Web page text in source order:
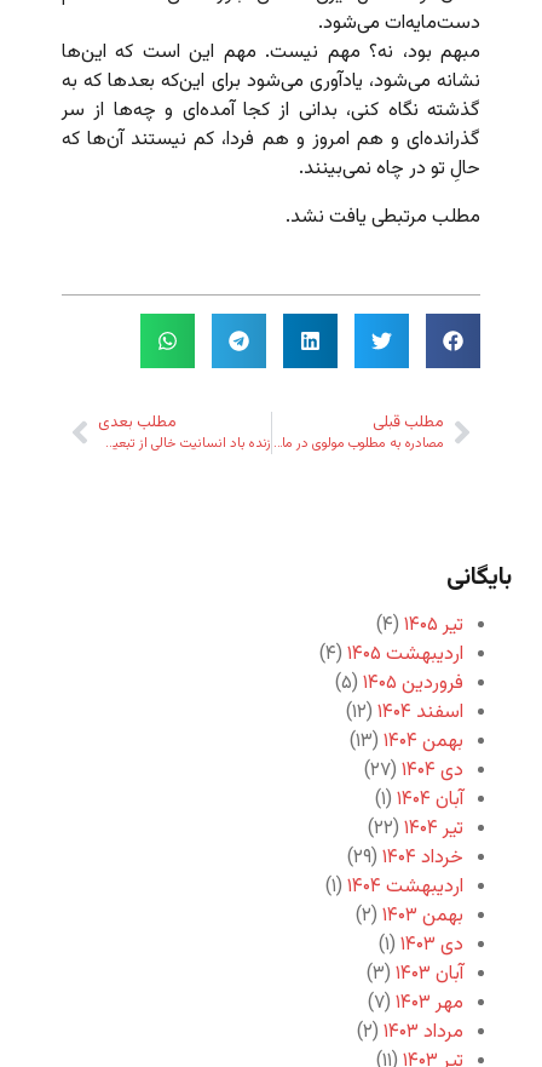
دست‌مایه‌ات می‌شود.
مبهم بود، نه؟ مهم نیست. مهم این است که این‌ها
نشانه می‌شود، یادآوری می‌شود برای این‌که بعدها که به
گذشته نگاه کنی، بدانی از کجا آمده‌ای و چه‌ها از سر
گذرانده‌ای و هم امروز و هم فردا، کم نیستند آن‌ها که
حالِ تو در چاه نمی‌بینند.
مطلب مرتبطی یافت نشد.
مطلب قبلی
مصادره به مطلوب مولوی در ماه محرم
مطلب بعدی
زنده باد انسانیت خالی از تبعیض!
بایگانی
تیر ۱۴۰۵
(۴)
اردیبهشت ۱۴۰۵
(۴)
فروردین ۱۴۰۵
(۵)
اسفند ۱۴۰۴
(۱۲)
بهمن ۱۴۰۴
(۱۳)
دی ۱۴۰۴
(۲۷)
آبان ۱۴۰۴
(۱)
تیر ۱۴۰۴
(۲۲)
خرداد ۱۴۰۴
(۲۹)
اردیبهشت ۱۴۰۴
(۱)
بهمن ۱۴۰۳
(۲)
دی ۱۴۰۳
(۱)
آبان ۱۴۰۳
(۳)
مهر ۱۴۰۳
(۷)
مرداد ۱۴۰۳
(۲)